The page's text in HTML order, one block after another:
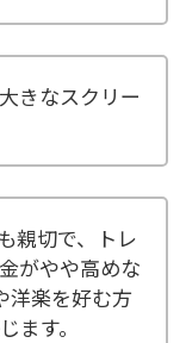
きなスクリー
親切で、トレ
がやや高めな
洋楽を好む方
ます。